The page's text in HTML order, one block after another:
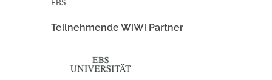
EBS
Teilnehmende WiWi Partner